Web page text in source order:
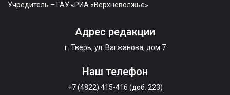
Учредитель – ГАУ «РИА «Верхневолжье»
Адрес редакции
г. Тверь, ул. Вагжанова, дом 7
Наш телефон
+7 (4822) 415-416 (доб. 223)